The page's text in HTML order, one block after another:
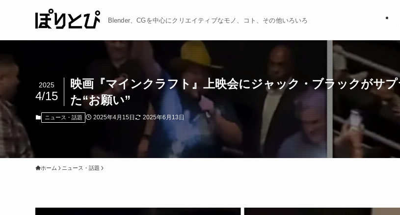
Blender、CGを中心にクリエイティブなモノ、コト、その他いろいろ
映画『マインクラフト』上映会にジャック・ブラックがサ
た“お願い”
2025
4/15
ニュース・話題 2025年4月15日 2025年6月13日
ホーム ニュース・話題